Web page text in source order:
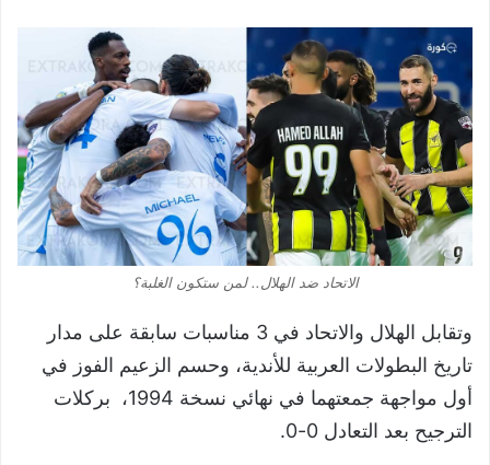
الاتحاد ضد الهلال.. لمن ستكون الغلبة؟
وتقابل الهلال والاتحاد في 3 مناسبات سابقة على مدار
تاريخ البطولات العربية للأندية، وحسم الزعيم الفوز في
أول مواجهة جمعتهما في نهائي نسخة 1994، بركلات
الترجيح بعد التعادل 0-0.